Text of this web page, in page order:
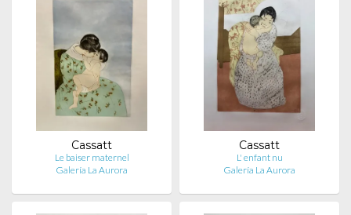
Cassatt
Le baiser maternel
Galería La Aurora
Cassatt
L' enfant nu
Galería La Aurora